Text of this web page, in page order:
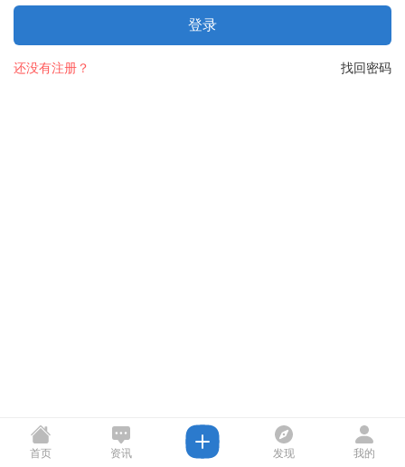
登录
找回密码
还没有注册？
首页 资讯 发现 我的